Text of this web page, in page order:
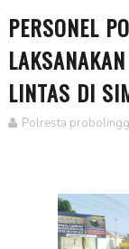
PERSONEL
LINTAS DI
Polresta